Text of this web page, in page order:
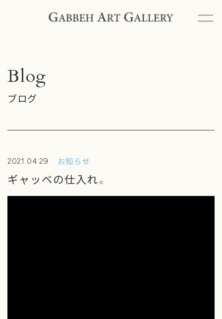
ギャッベアートギャラリーとは
ペルシャ絨毯とは
ブログ
Blog
ブログ
2021.04.29 お知らせ
ギャッベの仕入れ。